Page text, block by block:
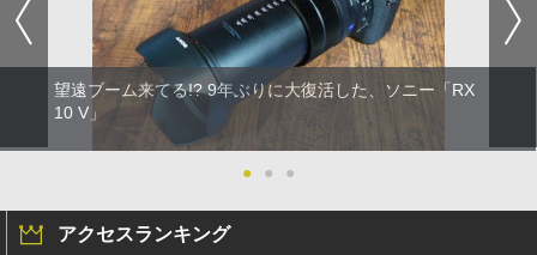
望遠ブーム来てる!? 9年ぶりに大復活した、ソニー「RX
10 V」
● ● ●
アクセスランキング